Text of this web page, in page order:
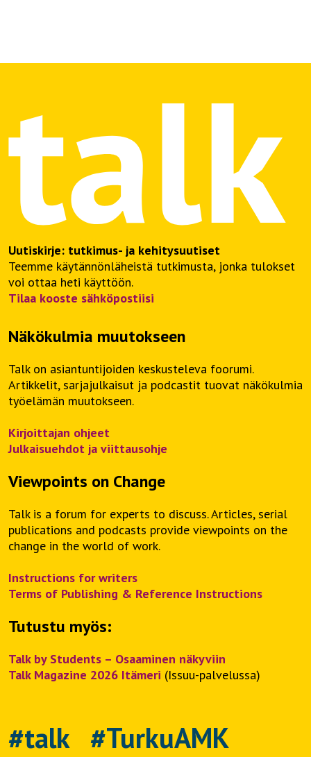
Uutiskirje: tutkimus- ja kehitysuutiset
Teemme käytännönläheistä tutkimusta, jonka tulokset
voi ottaa heti käyttöön.
Tilaa kooste sähköpostiisi
Näkökulmia muutokseen
Talk on asiantuntijoiden keskusteleva foorumi.
Artikkelit, sarjajulkaisut ja podcastit tuovat näkökulmia
työelämän muutokseen.
Kirjoittajan ohjeet
Julkaisuehdot ja viittausohje
Viewpoints on Change
Talk is a forum for experts to discuss. Articles, serial
publications and podcasts provide viewpoints on the
change in the world of work.
Instructions for writers
Terms of Publishing & Reference Instructions
Tutustu myös:
Talk by Students – Osaaminen näkyviin
Talk Magazine 2026 Itämeri (Issuu-palvelussa)
#talk #TurkuAMK